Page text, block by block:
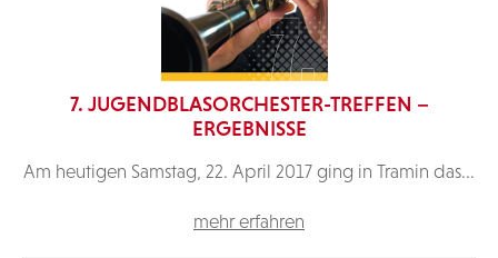
7. JUGENDBLASORCHESTER-TREFFEN –
ERGEBNISSE
Am heutigen Samstag, 22. April 2017 ging in Tramin das...
mehr erfahren